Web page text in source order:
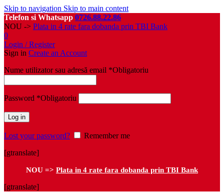
Skip to navigation Skip to main content
Telefon si Whatsapp 0726.88.22.86
NOU -> Plata in 4 rate fara dobanda prin TBI Bank
0
Login / Register
Sign in Create an Account
Nume utilizator sau adresă email *Obligatoriu
Password *Obligatoriu
Log in
Lost your password?
Remember me
[gtranslate]
NOU => Plata in 4 rate fara dobanda prin TBI Bank
[gtranslate]